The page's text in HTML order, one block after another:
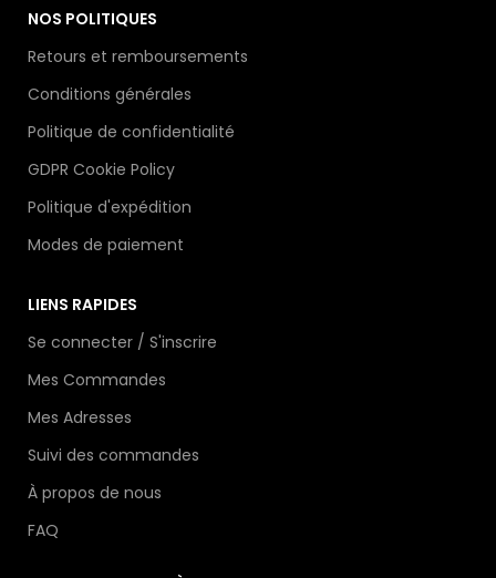
NOS POLITIQUES
Retours et remboursements
Conditions générales
Politique de confidentialité
GDPR Cookie Policy
Politique d'expédition
Modes de paiement
LIENS RAPIDES
Se connecter / S'inscrire
Mes Commandes
Mes Adresses
Suivi des commandes
À propos de nous
FAQ